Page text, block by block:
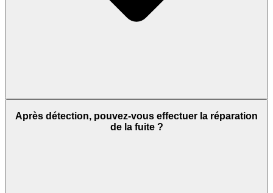
Après détection, pouvez-vous effectuer la réparation
de la fuite ?